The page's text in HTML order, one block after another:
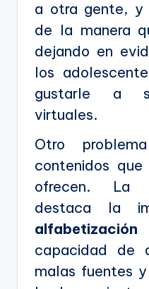
a otra gente, y
de la manera
dejando en
los
gustarle a
virtuales.
Otro
contenidos
ofrecen. La
destaca la
capacidad de
malas fuentes